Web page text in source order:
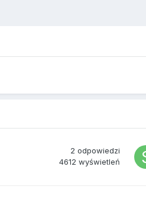
2 odpowiedzi
4612 wyświetleń